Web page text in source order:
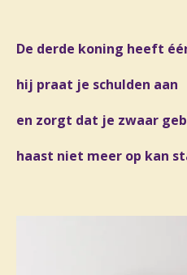
De derde koning heeft
hij praat je schulden aan
en zorgt dat je zwaar
haast niet meer op kan